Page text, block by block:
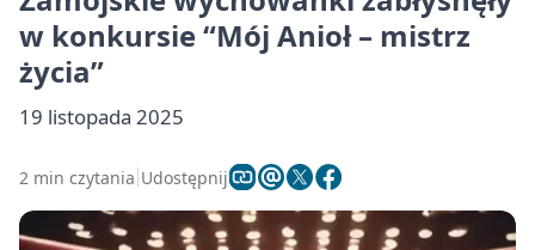
w konkursie “Mój Anioł – mistrz
życia”
19 listopada 2025
2 min czytania Udostępnij